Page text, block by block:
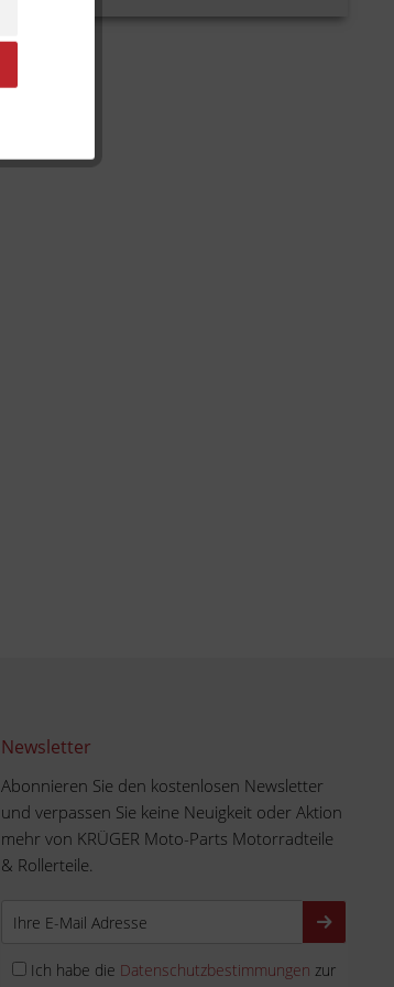
Newsletter
Abonnieren Sie den kostenlosen Newsletter
und verpassen Sie keine Neuigkeit oder Aktion
mehr von KRÜGER Moto-Parts Motorradteile
& Rollerteile.
Ich habe die Datenschutzbestimmungen zur